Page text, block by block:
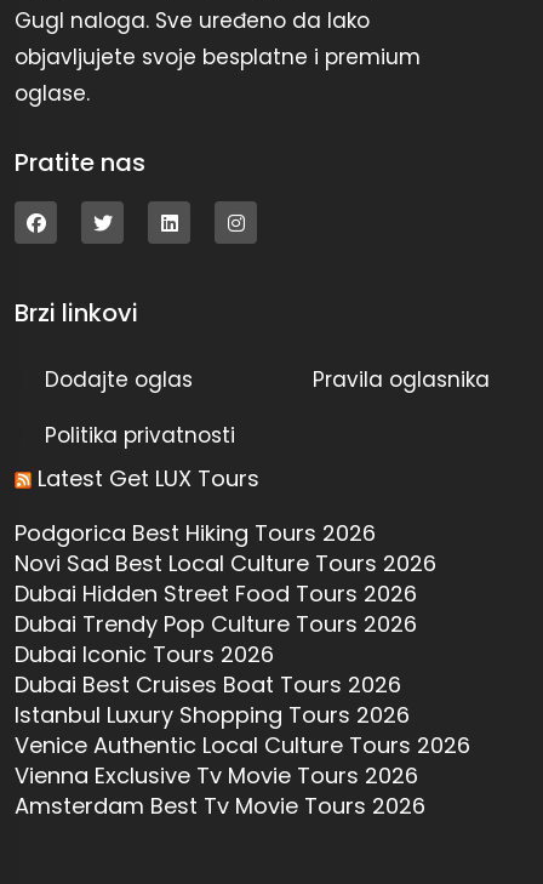
Gugl naloga. Sve uređeno da lako
objavljujete svoje besplatne i premium
oglase.
Pratite nas
Brzi linkovi
Dodajte oglas
Politika privatnosti
Pravila oglasnika
Latest Get LUX Tours
Podgorica Best Hiking Tours 2026
Novi Sad Best Local Culture Tours 2026
Dubai Hidden Street Food Tours 2026
Dubai Trendy Pop Culture Tours 2026
Dubai Iconic Tours 2026
Dubai Best Cruises Boat Tours 2026
Istanbul Luxury Shopping Tours 2026
Venice Authentic Local Culture Tours 2026
Vienna Exclusive Tv Movie Tours 2026
Amsterdam Best Tv Movie Tours 2026